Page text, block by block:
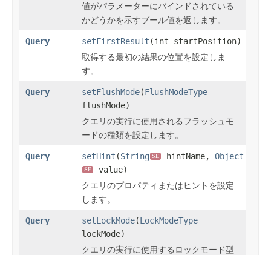
値がパラメーターにバインドされている
かどうかを示すブール値を返します。
Query setFirstResult (int startPosition)
取得する最初の結果の位置を設定しま
す。
Query setFlushMode(FlushModeType
flushMode)
クエリの実行に使用されるフラッシュモ
ードの種類を設定します。
Query setHint (String SE hintName, Object
SE
value)
クエリのプロパティまたはヒントを設定
します。
Query setLockMode(LockModeType
lockMode)
クエリの実行に使用するロックモード型